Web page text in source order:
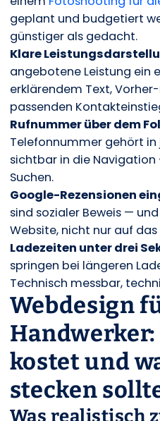
geplant und budgetiert
günstiger als gedacht.
Klare
angebotene Leistung ein
erklärendem Text,
passenden
Rufnummer über dem
Telefonnummer gehört
sichtbar in die Navigation
Suchen.
Google-Rezensionen
sind sozialer Beweis —
Website, nicht nur auf
Ladezeiten unter drei
springen bei längeren
Technisch messbar,
Webdesign
Handwerker:
kostet und
stecken
Was realistisch